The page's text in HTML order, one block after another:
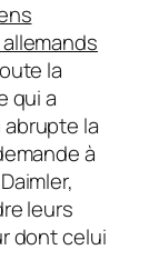
la
qui a
la
à
leurs
dont celui